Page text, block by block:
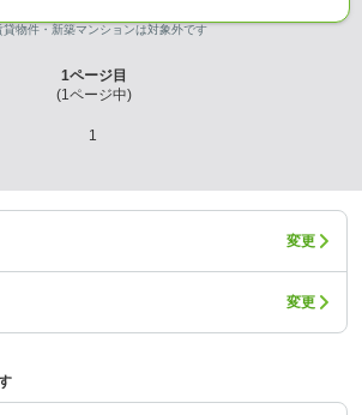
物件・新築マンションは対象外です
1ページ目
(1ページ中)
1
変更
変更